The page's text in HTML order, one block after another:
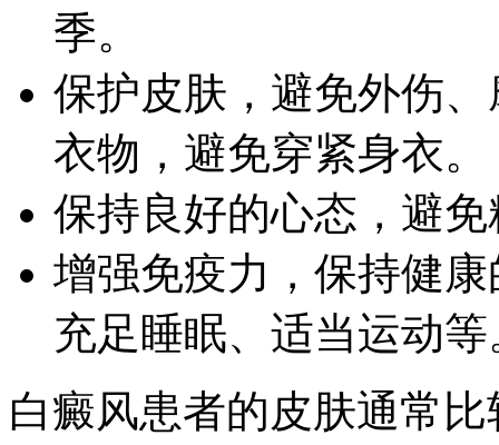
季。
保护皮肤，避免外伤
衣物，避免穿紧身衣。
保持良好的心态，避
增强免疫力，保持健
充足睡眠、适当运动等
白癜风患者的皮肤通常